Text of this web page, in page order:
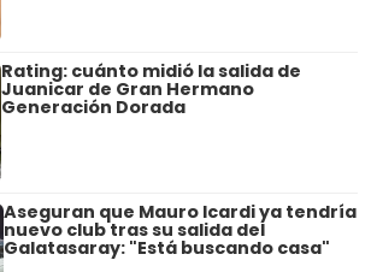
Rating: cuánto midió la salida de
Juanicar de Gran Hermano
Generación Dorada
Aseguran que Mauro Icardi ya tendría
nuevo club tras su salida del
Galatasaray: "Está buscando casa"